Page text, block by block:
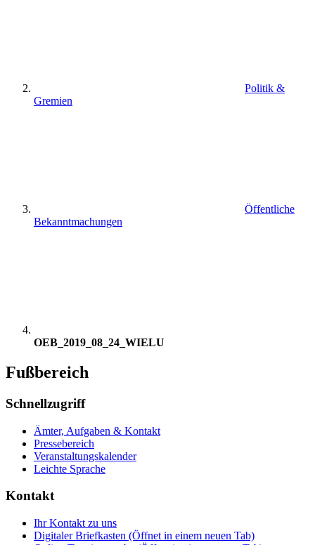
Politik &
Gremien
Öffentliche
Bekanntmachungen
OEB_2019_08_24_WIELU
Fußbereich
Schnellzugriff
Ämter, Aufgaben & Kontakt
Pressebereich
Veranstaltungskalender
Leichte Sprache
Kontakt
Ihr Kontakt zu uns
Digitaler Briefkasten (Öffnet in einem neuen Tab)